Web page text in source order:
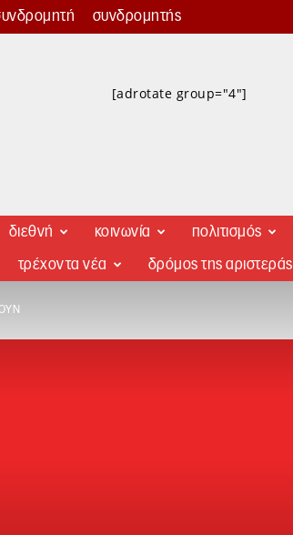
συνδρομητής
[adrotate group="4"]
διεθνή κοινωνία πολιτισμός
τρέχοντα νέα δρόμος της αριστεράς